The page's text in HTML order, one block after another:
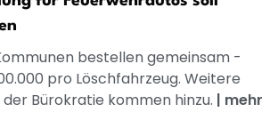
bestellen gemeinsam -
pro Löschfahrzeug. Weitere
der Bürokratie kommen hinzu. | mehr